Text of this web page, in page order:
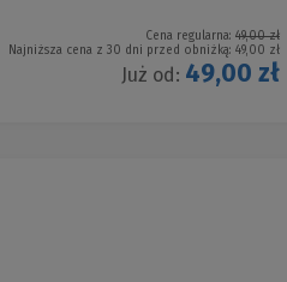
Cena regularna: 49,00 zł
Najniższa cena z 30 dni przed obniżką: 49,00 zł
Już od: 49,00 zł